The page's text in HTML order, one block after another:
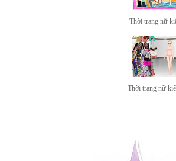
Thời trang nữ
Thời trang nữ